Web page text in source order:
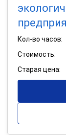
Кол-во часов:
Стоимость:
Старая цена: